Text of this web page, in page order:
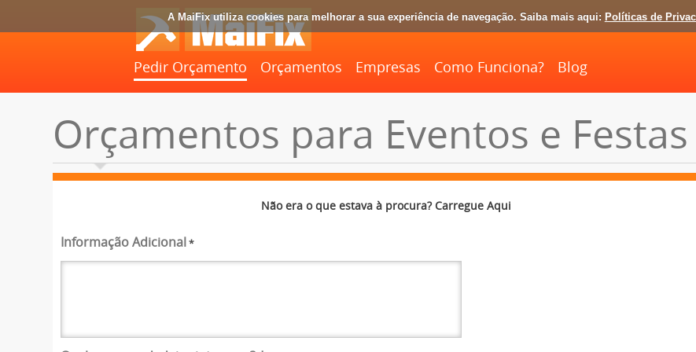
A MaiFix utiliza cookies para melhorar a sua experiência de navegação. Saiba mais aqui: Políticas de
Pedir Orçamento Orçamentos Empresas Como Funciona? Blog
Orçamentos para Eventos e
Não era o que estava à procura? Carregue Aqui
Informação Adicional *